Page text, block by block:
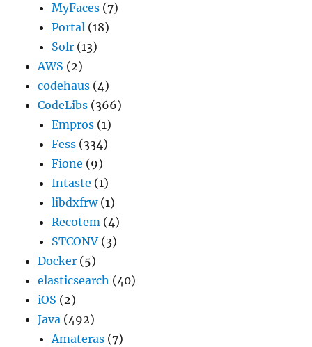
MyFaces (7)
Portal (18)
Solr (13)
AWS (2)
codehaus (4)
CodeLibs (366)
Empros (1)
Fess (334)
Fione (9)
Intaste (1)
libdxfrw(1)
Recotem (4)
STCONV (3)
Docker (5)
elasticsearch (40)
iOS (2)
Java (492)
Amateras (7)